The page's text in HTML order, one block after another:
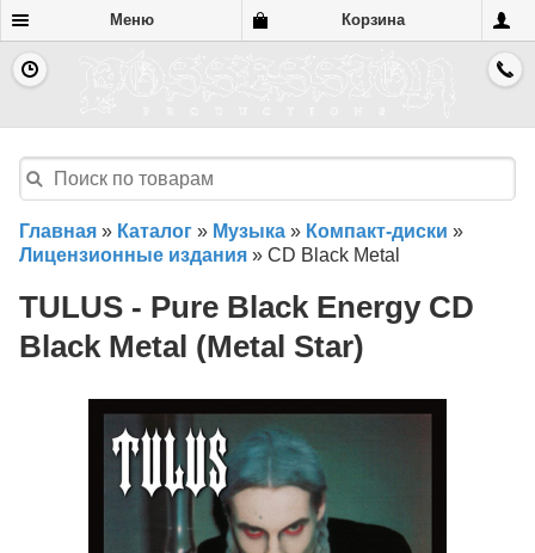
Меню Корзина
Главная » Каталог » Музыка » Компакт-диски »
Лицензионные издания » CD Black Metal
TULUS - Pure Black Energy CD
Black Metal (Metal Star)